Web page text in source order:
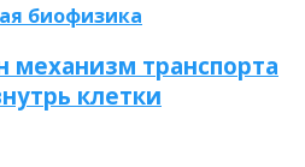
биофизика
механизм транспорта
клетки